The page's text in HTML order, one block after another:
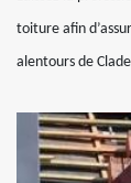
toiture afin
alentours de